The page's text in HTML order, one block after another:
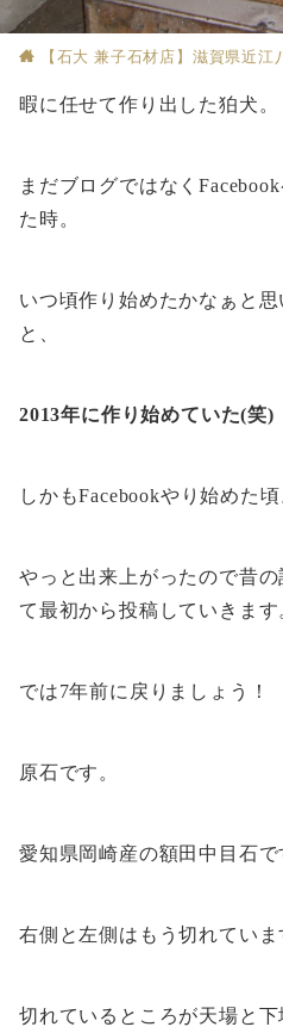
【石大 兼子石材店】滋賀県近江
暇に任せて作り出した狛犬。
まだブログではなく
た時。
いつ頃作り始めたかなぁと思
と、
2013年に作り始めていた(笑)
しかもFacebookやり始めた頃
やっと出来上がったので昔の
て最初から投稿していきます
では7年前に戻りましょう！
原石です。
愛知県岡崎産の額田中目石で
右側と左側はもう切れていま
切れているところが天場と下